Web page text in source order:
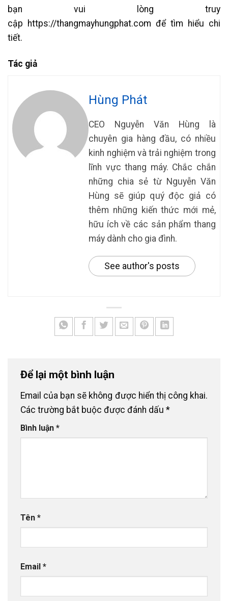
bạn vui lòng truy
cập https://thangmayhungphat.com để tìm hiểu chi
tiết.
Tác giả
Hùng Phát
CEO Nguyễn Văn Hùng là
chuyên gia hàng đầu, có nhiều
kinh nghiệm và trải nghiệm trong
lĩnh vực thang máy. Chắc chắn
những chia sẻ từ Nguyễn Văn
Hùng sẽ giúp quý độc giả có
thêm những kiến thức mới mẻ,
hữu ích về các sản phẩm thang
máy dành cho gia đình.
See author's posts
Để lại một bình luận
Email của bạn sẽ không được hiển thị công khai.
Các trường bắt buộc được đánh dấu *
Bình luận *
Tên *
Email *